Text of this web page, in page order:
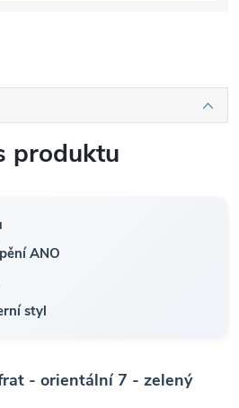
produktu
ANO
styl
- orientální 7 - zelený